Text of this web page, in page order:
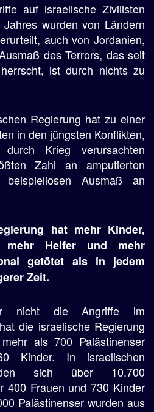
auf israelische Zivilisten
wurden von Ländern
auch von Jordanien,
des Terrors, das seit
ist durch nichts zu
Regierung hat zu einer
in den jüngsten Konflikten,
Krieg verursachten
Zahl an amputierten
Ausmaß an
hat mehr Kinder,
mehr Helfer und mehr
getötet als in jedem
Zeit.
nicht die Angriffe im
die israelische Regierung
als 700 Palästinenser
Kinder. In israelischen
sich über 10.700
400 Frauen und 730 Kinder
Palästinenser wurden aus